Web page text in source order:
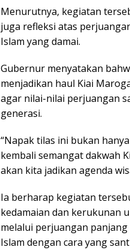
Menurutnya, kegiatan
juga refleksi atas
Islam yang damai.
Gubernur menyatakan
menjadikan haul Kiai
agar nilai-nilai perjuangan
generasi.
“Napak tilas ini bukan
kembali semangat dakwah
akan kita jadikan agenda
Ia berharap kegiatan
kedamaian dan kerukunan
melalui perjuangan
Islam dengan cara yang